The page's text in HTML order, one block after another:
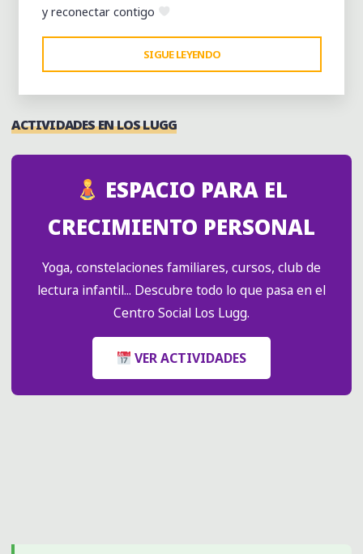
y reconectar contigo
SIGUE LEYENDO
DE
YOGA
TU
FLEXIBILIDAD
EQUILIBRIO"
ACTIVIDADES EN LOS LUGG
ESPACIO PARA EL
CRECIMIENTO PERSONAL
Yoga, constelaciones familiares, cursos, club de
lectura infantil... Descubre todo lo que pasa en el
Centro Social Los Lugg.
VER ACTIVIDADES